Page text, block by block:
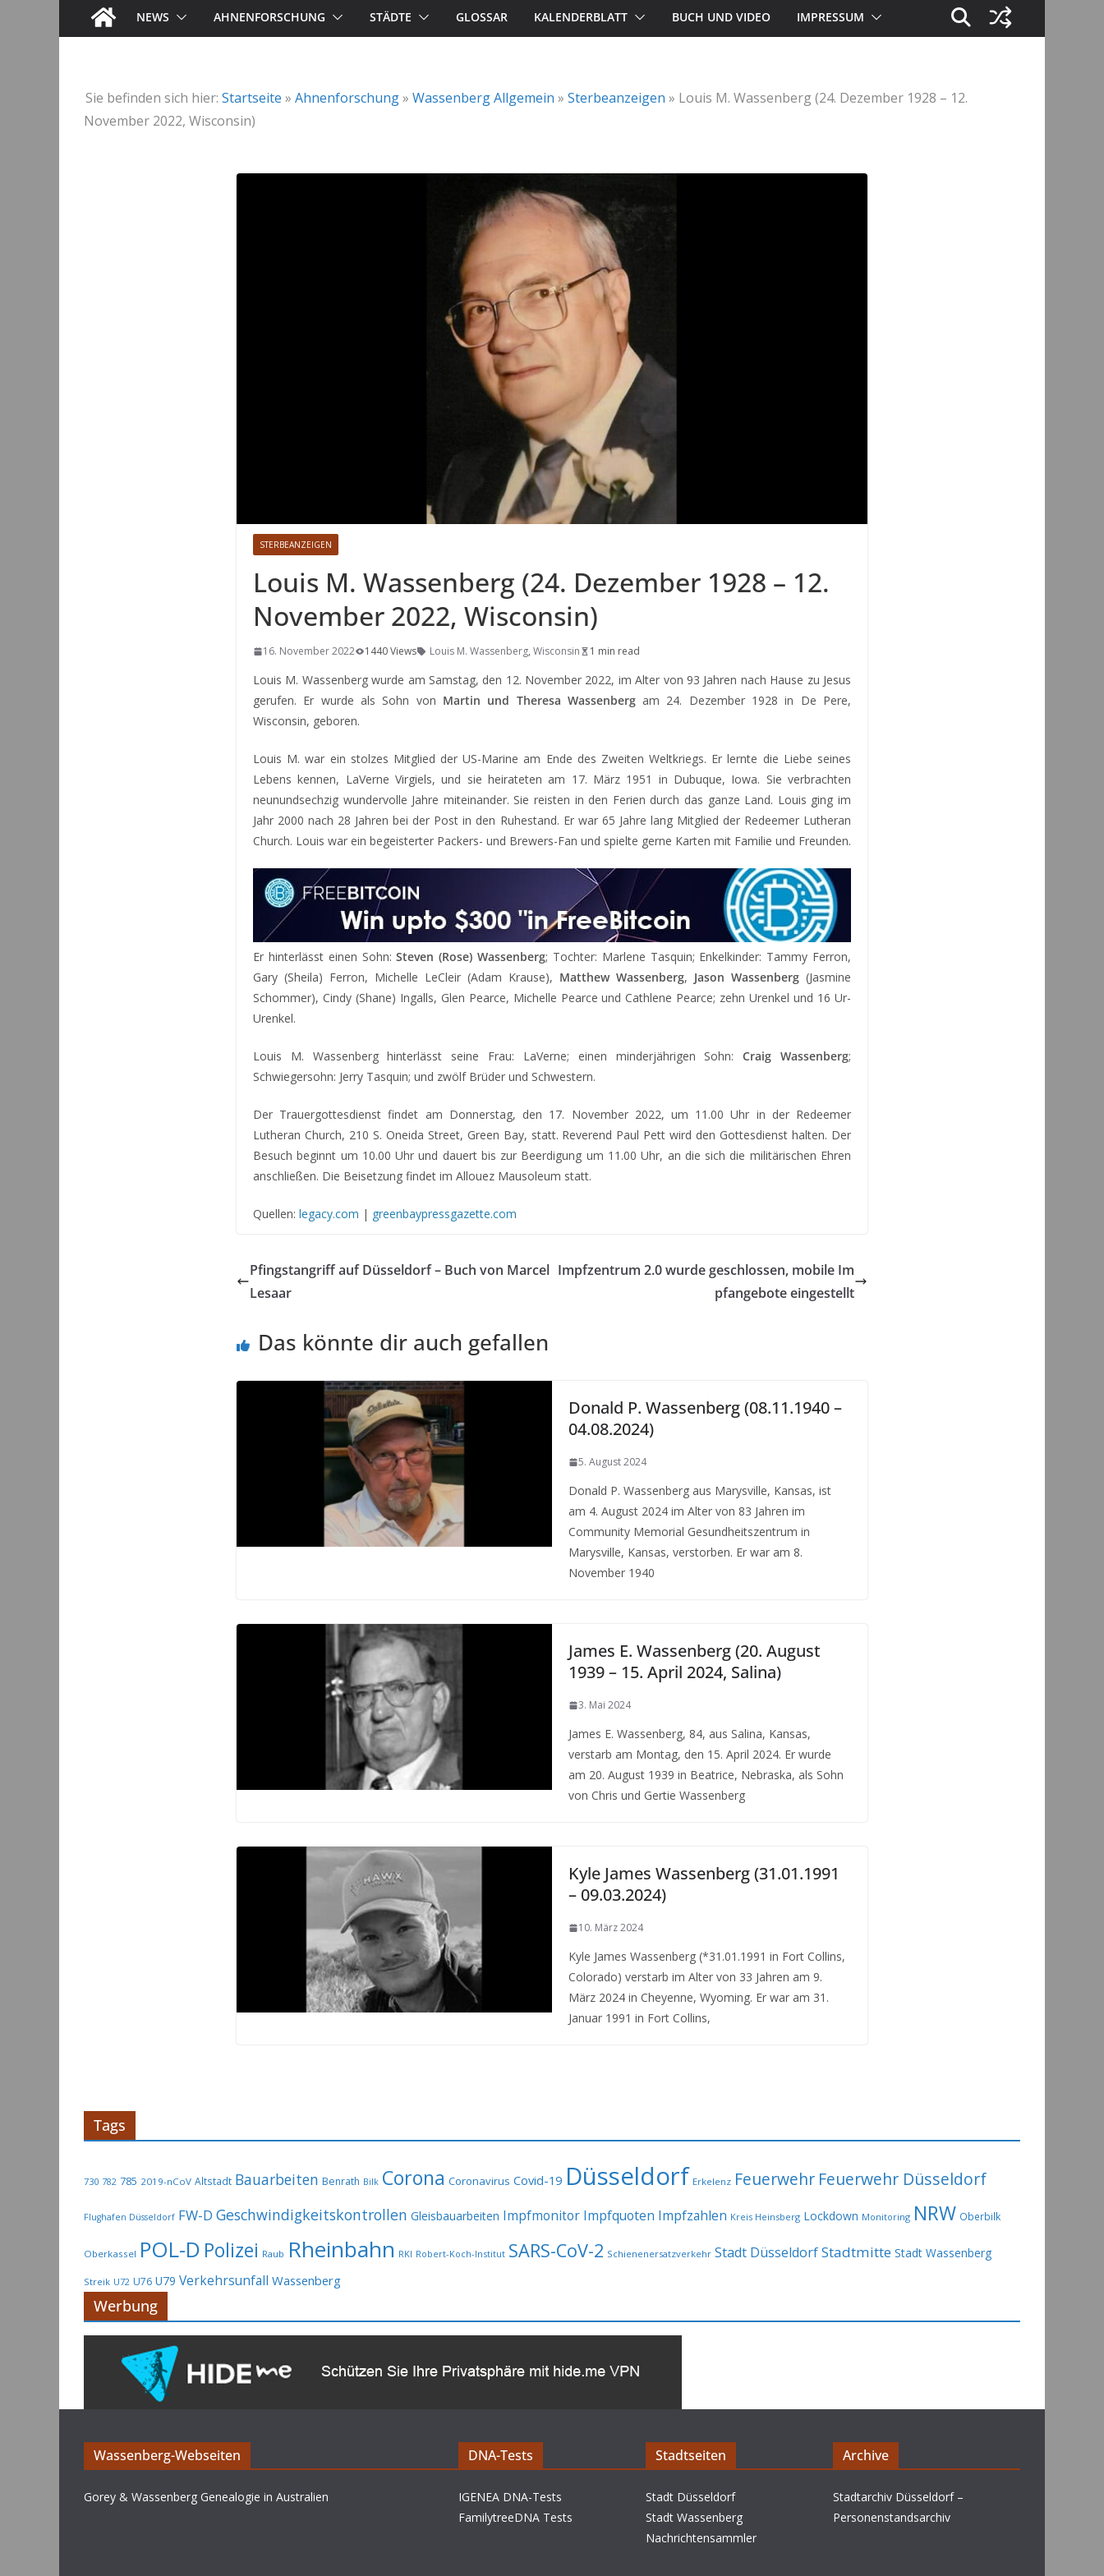
NEWS AHNENFORSCHUNG STÄDTE GLOSSAR KALENDERBLATT BUCH UND VIDEO IMPRESSUM
Sie befinden sich hier: Startseite » Ahnenforschung» Wassenberg Allgemein » Sterbeanzeigen » Louis M. Wassenberg (24. Dezember 1928 – 12.
November 2022, Wisconsin)
STERBEANZEIGEN
Louis M. Wassenberg (24. Dezember 1928 – 12.
November 2022, Wisconsin)
16. November 2022 1440 Views Louis M. Wassenberg, Wisconsin 1 min read
Louis M. Wassenberg wurde am Samstag, den 12. November 2022, im Alter von 93 Jahren nach Hause zu Jesus
gerufen. Er wurde als Sohn von Martin und Theresa Wassenbergam 24. Dezember 1928 in De Pere,
Wisconsin, geboren.
Louis M. war ein stolzes Mitglied der US-Marine am Ende des Zweiten Weltkriegs. Er lernte die Liebe seines
Lebens kennen, LaVerne Virgiels, und sie heirateten am 17. März 1951 in Dubuque, Iowa. Sie verbrachten
neunundsechzig wundervolle Jahre miteinander. Sie reisten in den Ferien durch das ganze Land. Louis ging im
Jahr 2000 nach 28 Jahren bei der Post in den Ruhestand. Er war 65 Jahre lang Mitglied der Redeemer Lutheran
Church. Louis war ein begeisterter Packers- und Brewers-Fan und spielte gerne Karten mit Familie und Freunden.
Er hinterlässt einen Sohn:Steven (Rose) Wassenberg; Tochter: Marlene Tasquin; Enkelkinder: Tammy Ferron,
Gary (Sheila) Ferron, Michelle LeCleir (Adam Krause), Matthew Wassenberg, Jason Wassenberg (Jasmine
Schommer), Cindy (Shane) Ingalls, Glen Pearce, Michelle Pearce und Cathlene Pearce; zehn Urenkel und 16 Ur-
Urenkel.
Louis M. Wassenberg hinterlässt seine Frau: LaVerne; einen minderjährigen Sohn: Craig Wassenberg;
Schwiegersohn: Jerry Tasquin; und zwölf Brüder und Schwestern.
Der Trauergottesdienst findet am Donnerstag, den 17. November 2022, um 11.00 Uhr in der Redeemer
Lutheran Church, 210 S. Oneida Street, Green Bay, statt. Reverend Paul Pett wird den Gottesdienst halten. Der
Besuch beginnt um 10.00 Uhr und dauert bis zur Beerdigung um 11.00 Uhr, an die sich die militärischen Ehren
anschließen. Die Beisetzung findet im Allouez Mausoleum statt.
Quellen: legacy.com | greenbaypressgazette.com
Pfingstangriff auf Düsseldorf – Buch von Marcel
Lesaar
Impfzentrum 2.0 wurde geschlossen, mobile Im
pfangebote eingestellt
Das könnte dir auch gefallen
Donald P. Wassenberg (08.11.1940 –
04.08.2024)
5. August 2024
Donald P. Wassenberg aus Marysville, Kansas, ist
am 4. August 2024 im Alter von 83 Jahren im
Community Memorial Gesundheitszentrum in
Marysville, Kansas, verstorben. Er war am 8.
November 1940
James E. Wassenberg (20. August
1939 – 15. April 2024, Salina)
3. Mai 2024
James E. Wassenberg, 84, aus Salina, Kansas,
verstarb am Montag, den 15. April 2024. Er wurde
am 20. August 1939 in Beatrice, Nebraska, als Sohn
von Chris und Gertie Wassenberg
Kyle James Wassenberg (31.01.1991
– 09.03.2024)
10. März 2024
Kyle James Wassenberg (*31.01.1991 in Fort Collins,
Colorado) verstarb im Alter von 33 Jahren am 9.
März 2024 in Cheyenne, Wyoming. Er war am 31.
Januar 1991 in Fort Collins,
Tags
730 782 785 2019-nCoV Altstadt Bauarbeiten Benrath Bilk Corona Coronavirus Covid-19 Düsseldorf Erkelenz Feuerwehr Feuerwehr Düsseldorf
Flughafen Düsseldorf FW-D Geschwindigkeitskontrollen Gleisbauarbeiten Impfmonitor Impfquoten Impfzahlen Kreis Heinsberg Lockdown Monitoring NRW Oberbilk
Oberkassel POL-D Polizei Raub Rheinbahn RKI Robert-Koch-Institut SARS-CoV-2 Schienenersatzverkehr Stadt DüsseldorfStadtmitte Stadt Wassenberg
Streik U72 U76 U79 Verkehrsunfall Wassenberg
Werbung
Wassenberg-Webseiten
Gorey & Wassenberg Genealogie in Australien
DNA-Tests
IGENEA DNA-Tests
FamilytreeDNA Tests
Stadtseiten
Stadt Düsseldorf
Stadt Wassenberg
Nachrichtensammler
Archive
Stadtarchiv Düsseldorf –
Personenstandsarchiv